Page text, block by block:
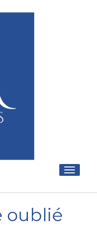
Toggle
oublié